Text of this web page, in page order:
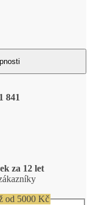
841
za 12 let
od 5000 Kč